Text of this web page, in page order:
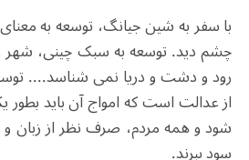
با سفر به شین جیانگ، توسعه به
چشم دید. توسعه به سبک چینی، شهر و
رود و دشت و دریا نمی شناسد....
از عدالت است که امواج آن باید بطور
شود و همه مردم، صرف نظر از زبان و
سود ببرند.